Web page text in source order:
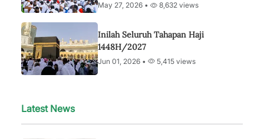
May 27, 2026 • 8,632 views
Inilah Seluruh Tahapan Haji
1448H/2027
Jun 01, 2026 • 5,415 views
Latest News